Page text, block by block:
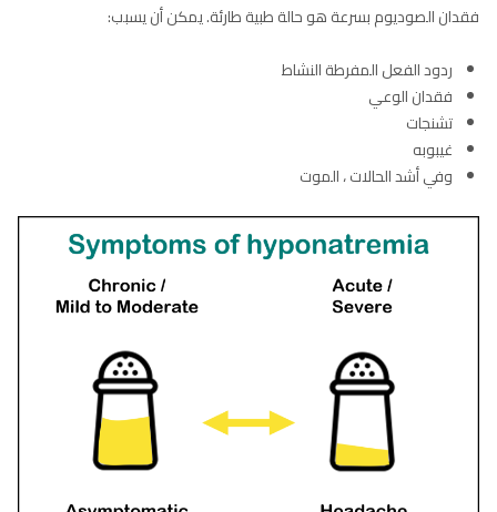
فقدان الصوديوم بسرعة هو حالة طبية طارئة. يمكن أن يسبب:
ردود الفعل المفرطة النشاط
فقدان الوعي
تشنجات
غيبوبه
وفي أشد الحالات ، الموت